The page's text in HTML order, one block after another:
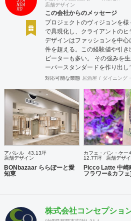
店舗デザイン
この会社からのメッセージ
プロジェクトのヴィジョンを
で具現化し、クライアントの
デザインはファッションを中
件を超える。この経験値や引
ピーターも多い。 その強みを
ーパースタンダードを作り出し
対応可能な業態 居酒屋 ダイニング
アパレル
43.13坪
店舗デザイン
BONbazaar ららぽーと愛
知東
カフェ・パン・ケー
12.77坪
店舗デザ
Picco Latte 中崎
フラワー&カフェ]
株式会社コンセプショ